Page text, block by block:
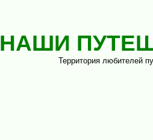
НАШИ
Территория любителей